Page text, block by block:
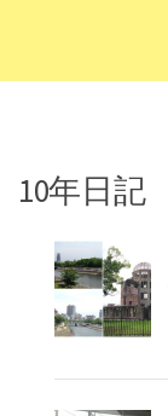
10年日記